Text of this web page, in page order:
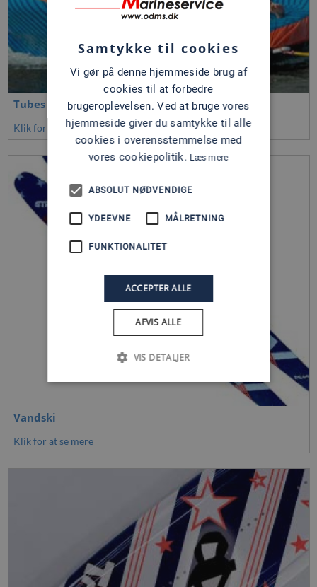
Tubes
Klik for at se mere
Vandski
Klik for at se mere
Samtykke til cookies
Vi gør på denne hjemmeside brug af
cookies til at forbedre
brugeroplevelsen. Ved at bruge vores
hjemmeside giver du samtykke til alle
cookies i overensstemmelse med
vores cookiepolitik. Læs mere
ABSOLUT NØDVENDIGE
YDEEVNE MÅLRETNING
FUNKTIONALITET
ACCEPTER ALLE
AFVIS ALLE
VIS DETALJER